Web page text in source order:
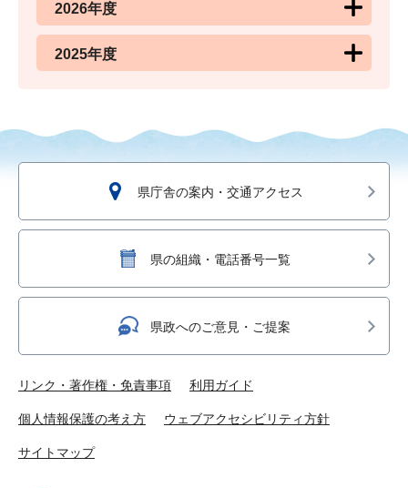
2026年度
2025年度
県庁舎の案内・交通アクセス
県の組織・電話番号一覧
県政へのご意見・ご提案
リンク・著作権・免責事項 利用ガイド
個人情報保護の考え方 ウェブアクセシビリティ方針
サイトマップ